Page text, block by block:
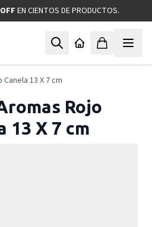
EN CIENTOS DE PRODUCTOS.
13 X 7 cm
Rojo
13 X 7 cm